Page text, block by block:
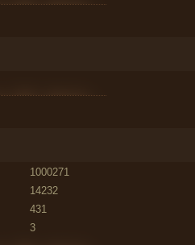
3
1000271
14232
431